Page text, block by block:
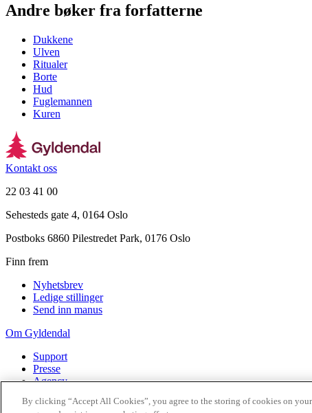
Andre bøker fra forfatterne
Dukkene
Ulven
Ritualer
Borte
Hud
Fuglemannen
Kuren
Kontakt oss
22 03 41 00
Sehesteds gate 4, 0164 Oslo
Postboks 6860 Pilestredet Park, 0176 Oslo
Finn frem
Nyhetsbrev
Ledige stillinger
Send inn manus
Om Gyldendal
Support
Presse
Agency
2026Gyldendal
By clicking “Accept All Cookies”, you agree to the storing of cookies on